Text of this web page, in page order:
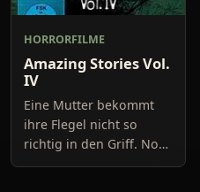
HORRORFILME
Amazing Stories Vol.
IV
Eine Mutter bekommt
ihre Flegel nicht so
richtig in den Griff. Noch
weniger die Babysitter.